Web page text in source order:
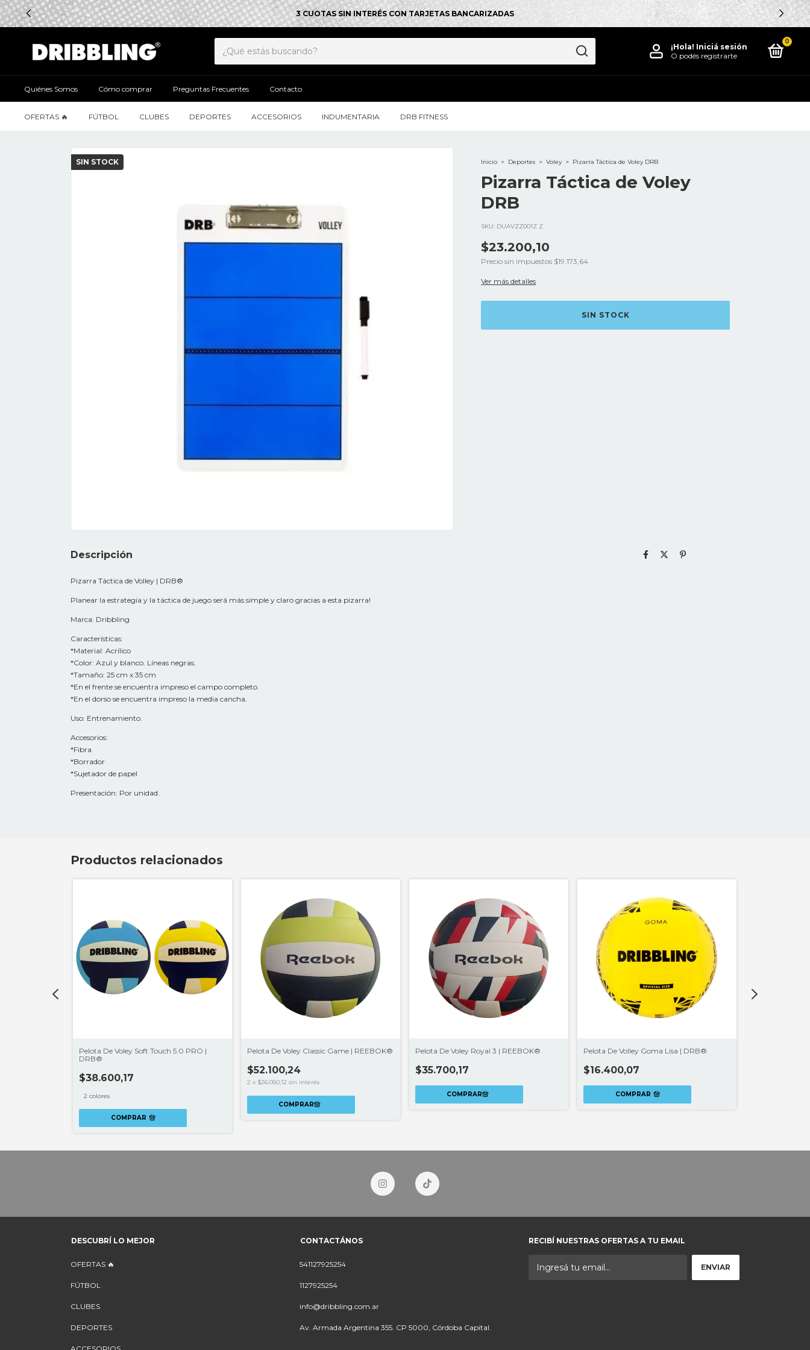
3 CUOTAS SIN INTERÉS CON TARJETAS BANCARIZADAS
¡Hola! Iniciá sesión
O podés registrarte
0
Quiénes Somos Cómo comprar Preguntas Frecuentes Contacto
OFERTAS 🔥 FÚTBOL CLUBES DEPORTES ACCESORIOS INDUMENTARIA DRB FITNESS
SIN STOCK Inicio > Deportes > Voley > Pizarra Táctica de Voley DRB
Pizarra Táctica de Voley
DRB
SKU: DUAVZZ001Z Z
$23.200,10
Precio sin impuestos $19.173,64
Ver más detalles
Descripción
Pizarra Táctica de Volley | DRB®
Planear la estrategia y la táctica de juego será más simple y claro gracias a esta pizarra!
Marca: Dribbling
Características:
*Material: Acrílico
*Color: Azul y blanco. Líneas negras.
*Tamaño: 25 cm x 35 cm
*En el frente se encuentra impreso el campo completo.
*En el dorso se encuentra impreso la media cancha.
Uso: Entrenamiento.
Accesorios:
*Fibra
*Borrador
*Sujetador de papel
Presentación: Por unidad.
Productos relacionados
Pelota De Voley Soft Touch 5.0 PRO |
DRB®
$38.600,17
2 colores
COMPRAR
Pelota De Voley Classic Game | REEBOK®
$52.100,24
2 x $26.050,12 sin interés
Pelota De Voley Royal 3 | REEBOK®
$35.700,17
Pelota De Volley Goma Lisa | DRB®
$16.400,07
COMPRAR
DESCUBRÍ LO MEJOR
OFERTAS 🔥
FÚTBOL
CLUBES
DEPORTES
CONTACTÁNOS
541127925254
1127925254
info@dribbling.com.ar
Av. Armada Argentina 355. CP 5000, Córdoba Capital.
RECIBÍ NUESTRAS OFERTAS A TU EMAIL